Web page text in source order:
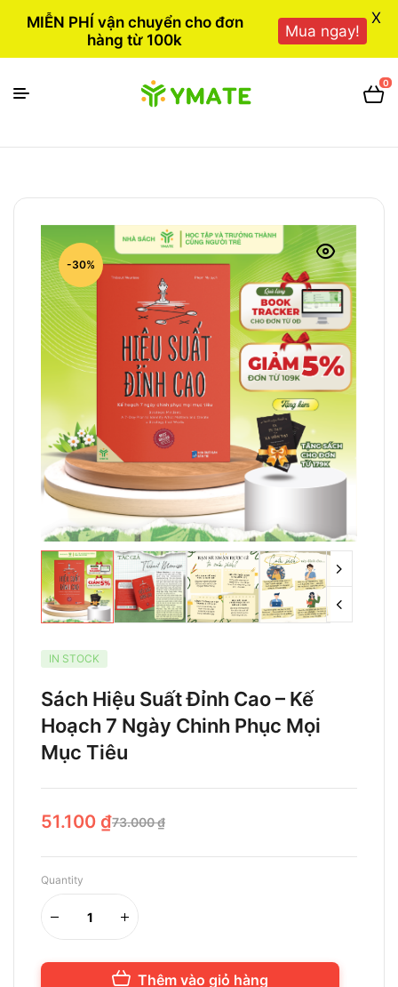
0
-30%
IN STOCK
Sách Hiệu Suất Đỉnh Cao – Kế
Hoạch 7 Ngày Chinh Phục Mọi
Mục Tiêu
73.000₫
51.100 ₫
Quantity
Thêm vào giỏ hàng
MIỄN PHÍ vận chuyển cho đơn
hàng từ 100k
Mua ngay!
X